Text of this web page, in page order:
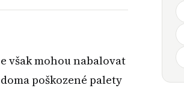
však mohou nabalovat
poškozené palety